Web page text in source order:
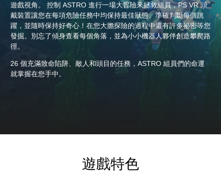
遊戲視角。 控制 ASTRO 進行一場大冒險來拯救組員，PS VR 頭
戴裝置讓您在每項危險任務中均保持最佳狀態。準確判斷每個跳
躍，並隨時保持好奇心！在您大膽探險的過程中還有許多祕密等您
發掘。別忘了傾身查看每個角落，並為小小機器人夥伴創造攀爬路
徑。
26 個充滿致命陷阱、敵人和頭目的任務，ASTRO 組員們的命運
就掌握在您手中。
遊戲特色